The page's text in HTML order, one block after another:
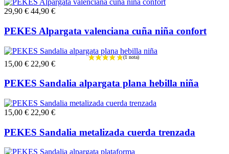
29,90 € 44,90 €
PEKES Alpargata valenciana cuña niña confort
15,00 € 22,90 €
PEKES Sandalia alpargata plana hebilla niña
15,00 € 22,90 €
PEKES Sandalia metalizada cuerda trenzada